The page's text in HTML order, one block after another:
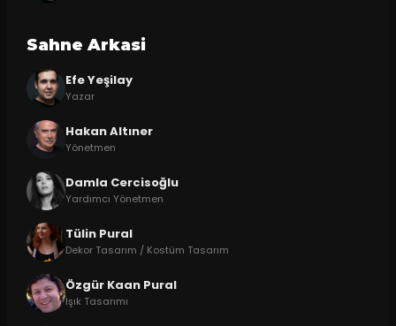
Sahne Arkasi
Efe Yeşilay
Yazar
Hakan Altıner
Yönetmen
Damla Cercisoğlu
Yardımcı Yönetmen
Tülin Pural
Dekor Tasarım / Kostüm Tasarım
Özgür Kaan Pural
Işık Tasarımı